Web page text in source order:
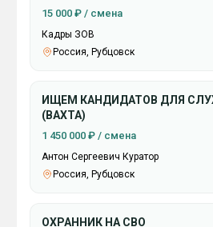
15 000 ₽ / смена
Кадры ЗОВ
Россия, Рубцовск
ИЩЕМ КАНДИДАТОВ ДЛЯ
(ВАХТА)
1 450 000 ₽ / смена
Антон Сергеевич Куратор
Россия, Рубцовск
ОХРАННИК НА СВО